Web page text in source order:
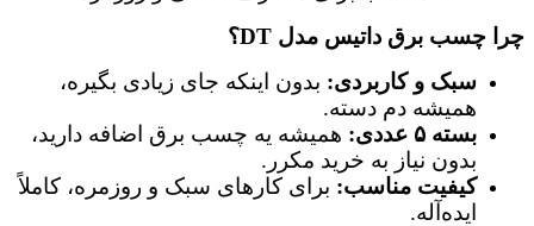
چرا چسب برق داتیس مدل DT؟
سبک و کاربردی: بدون اینکه جای زیادی بگیره،
همیشه دم دسته.
بسته ۵ عددی:
همیشه یه چسب برق اضافه دارید،
بدون نیاز به خرید مکرر.
کیفیت مناسب: برای کارهای سبک و روزمره، کاملاً
ایده‌آله.